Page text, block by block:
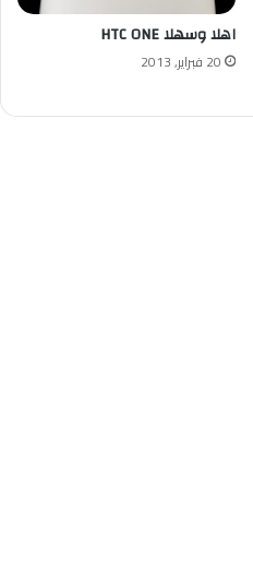
اهلا وسهلا HTC ONE
20 فبراير, 2013